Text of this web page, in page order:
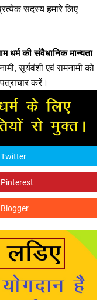
सदस्य हमारे लिए
धर्म की संवैधानिक मान्यता
सूर्यवंशी एवं रामनामी को
करें।